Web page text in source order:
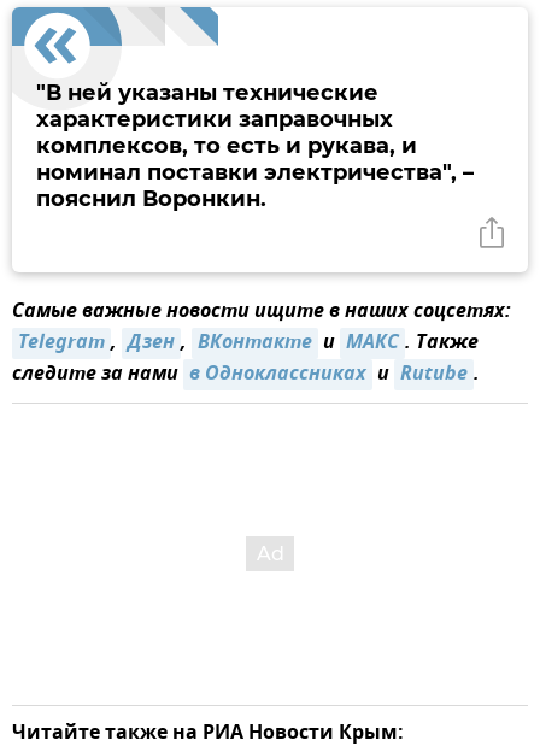
"В ней указаны технические
характеристики заправочных
комплексов, то есть и рукава, и
номинал поставки электричества", –
пояснил Воронкин.
Самые важные новости ищите в наших соцсетях:
Telegram, Дзен, ВКонтакте и MAКС. Также
следите за нами в Одноклассниках и Rutube.
Читайте также на РИА Новости Крым: